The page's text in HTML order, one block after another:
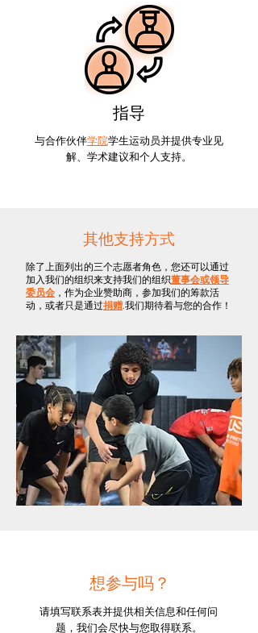
指导
与合作伙伴学院学生运动员并提供专业见
解、学术建议和个人支持。
其他支持方式
除了上面列出的三个志愿者角色，您还可以通过
加入我们的组织来支持我们的组织董事会或领导
委员会 ，作为企业赞助商，参加我们的筹款活
动，或者只是通过捐赠.我们期待着与您的合作！
想参与吗？
请填写联系表并提供相关信息和任何问
题，我们会尽快与您取得联系。